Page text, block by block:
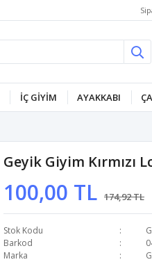
İÇ GİYİM AYAKKABI
Geyik Giyim Kırmızı
100,00 TL 174,92 TL
Stok Kodu
Barkod
Marka